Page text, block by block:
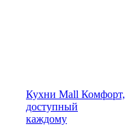
Кухни Mall Комфорт,
доступный
каждому